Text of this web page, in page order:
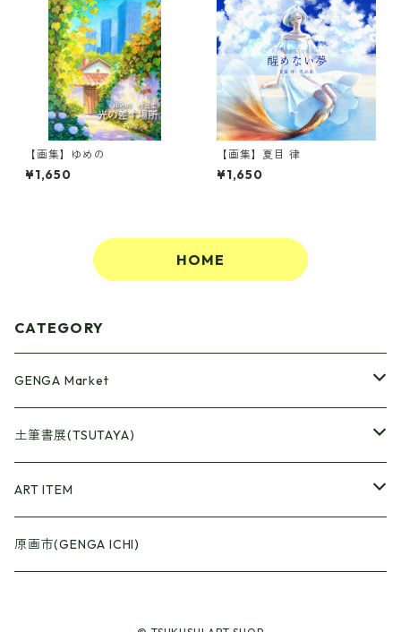
【画集】ゆめの
¥1,650
【画集】夏目 律
¥1,650
HOME
CATEGORY
GENGA Market
●Artrooming Market
【Artrooming Shop】
【10】
●原画廊+Artrooming Shop
●ONEW Painters Market
土筆書展(TSUTAYA)
画収集
ART ITEM
●Book Cover
原画市(GENGA ICHI)